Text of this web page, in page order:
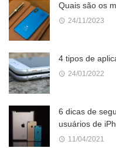
Quais são os
24/11/2023
4 tipos de
24/01/2022
6 dicas de
usuários de
11/04/2021